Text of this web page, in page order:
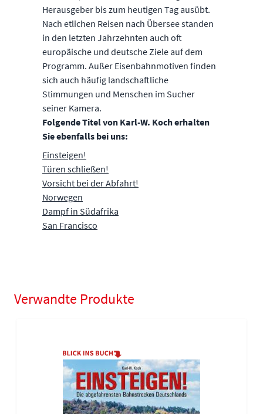
Herausgeber bis zum heutigen Tag ausübt.
Nach etlichen Reisen nach Übersee standen
in den letzten Jahrzehnten auch oft
europäische und deutsche Ziele auf dem
Programm. Außer Eisenbahnmotiven finden
sich auch häufig landschaftliche
Stimmungen und Menschen im Sucher
seiner Kamera.
Folgende Titel von Karl-W. Koch erhalten
Sie ebenfalls bei uns:
Einsteigen!
Türen schließen!
Vorsicht bei der Abfahrt!
Norwegen
Dampf in Südafrika
San Francisco
Verwandte Produkte